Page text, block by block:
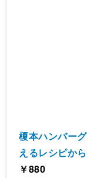
榎本ハンバー
えるレシピか
￥880